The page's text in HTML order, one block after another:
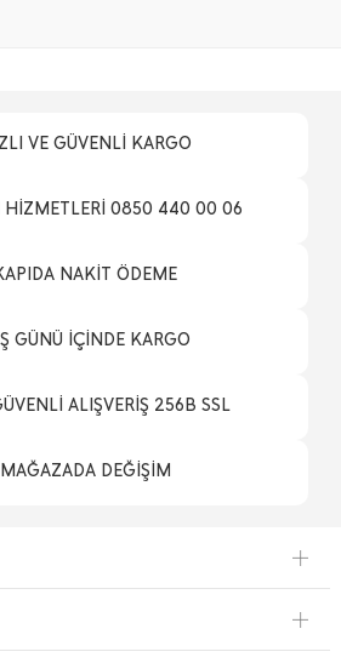
VE GÜVENLİ KARGO
HİZMETLERİ 0850 440 00 06
NAKİT ÖDEME
GÜNÜ İÇİNDE KARGO
ALIŞVERİŞ 256B SSL
MAĞAZADA DEĞİŞİM